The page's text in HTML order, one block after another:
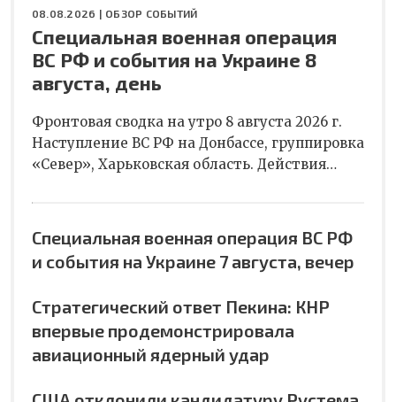
08.08.2026 | ОБЗОР СОБЫТИЙ
Специальная военная операция
ВС РФ и события на Украине 8
августа, день
Фронтовая сводка на утро 8 августа 2026 г.
Наступление ВС РФ на Донбассе, группировка
«Север», Харьковская область. Действия…
Специальная военная операция ВС РФ
и события на Украине 7 августа, вечер
Стратегический ответ Пекина: КНР
впервые продемонстрировала
авиационный ядерный удар